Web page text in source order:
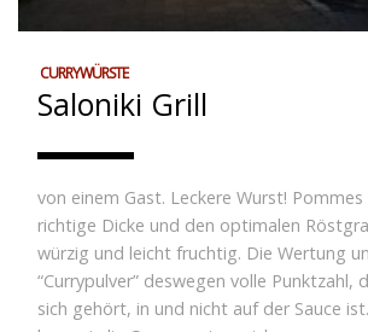
CURRYWÜRSTE
Saloniki Grill
von einem Gast. Leckere Wurst!
richtige Dicke und den optimalen
würzig und leicht fruchtig. Die Wertung
“Currypulver” deswegen volle Punktzahl,
sich gehört, in und nicht auf der Sauce